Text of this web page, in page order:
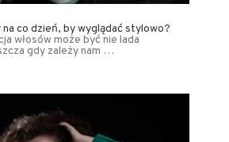
na co dzień, by wyglądać stylowo?
włosów może być nie lada
gdy zależy nam …